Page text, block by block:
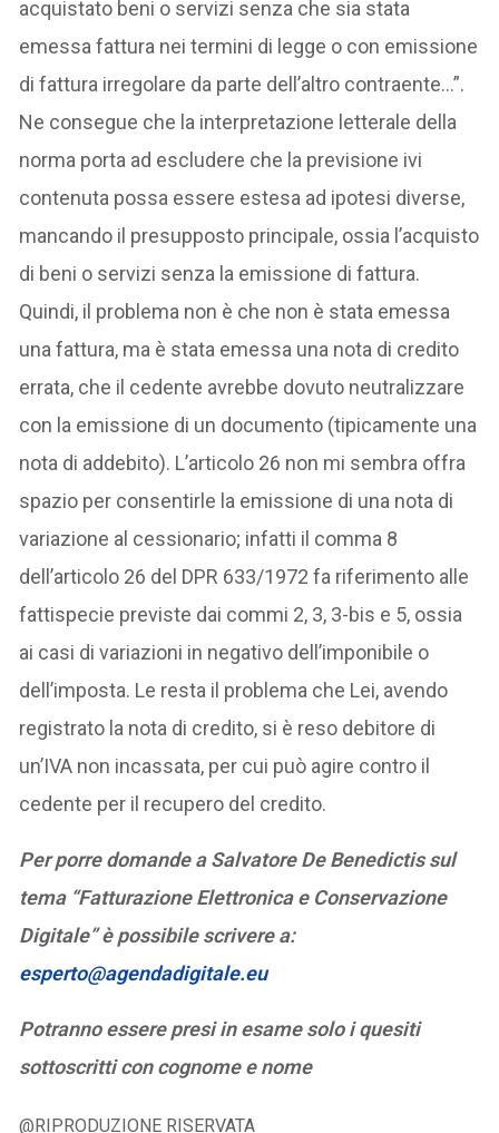
acquistato beni o servizi senza che sia stata
emessa fattura nei termini di legge o con emissione
di fattura irregolare da parte dell’altro contraente…”.
Ne consegue che la interpretazione letterale della
norma porta ad escludere che la previsione ivi
contenuta possa essere estesa ad ipotesi diverse,
mancando il presupposto principale, ossia l’acquisto
di beni o servizi senza la emissione di fattura.
Quindi, il problema non è che non è stata emessa
una fattura, ma è stata emessa una nota di credito
errata, che il cedente avrebbe dovuto neutralizzare
con la emissione di un documento (tipicamente una
nota di addebito). L’articolo 26 non mi sembra offra
spazio per consentirle la emissione di una nota di
variazione al cessionario; infatti il comma 8
dell’articolo 26 del DPR 633/1972 fa riferimento alle
fattispecie previste dai commi 2, 3, 3-bis e 5, ossia
ai casi di variazioni in negativo dell’imponibile o
dell’imposta. Le resta il problema che Lei, avendo
registrato la nota di credito, si è reso debitore di
un’IVA non incassata, per cui può agire contro il
cedente per il recupero del credito.
Per porre domande a Salvatore De Benedictis sul
tema “Fatturazione Elettronica e Conservazione
Digitale” è possibile scrivere a:
esperto@agendadigitale.eu
Potranno essere presi in esame solo i quesiti
sottoscritti con cognome e nome
@RIPRODUZIONE RISERVATA